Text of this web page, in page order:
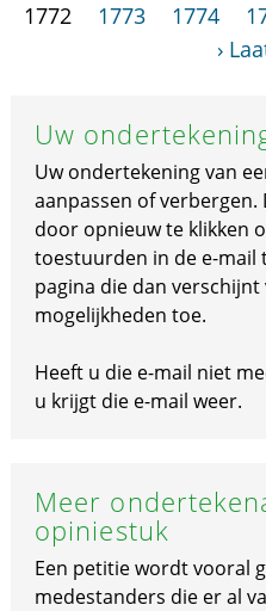
1772
1773 1774
›
Uw
Uw ondertekening van
aanpassen of verbergen.
door opnieuw te klikken
toestuurden in de e-mail
pagina die dan
mogelijkheden toe.
Heeft u die e-mail niet
u krijgt die e-mail weer.
Meer
opiniestuk
Een petitie wordt vooral
medestanders die er al